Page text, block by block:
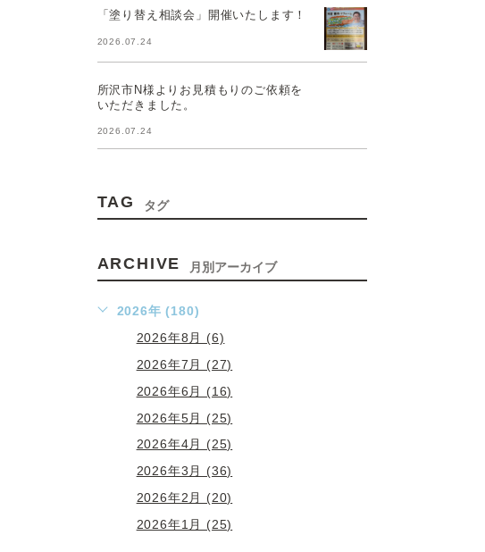
「塗り替え相談会」開催いたします！
2026.07.24
所沢市N様よりお見積もりのご依頼を
いただきました。
2026.07.24
TAG タグ
ARCHIVE 月別アーカイブ
2026年 (180)
2026年8月 (6)
2026年7月 (27)
2026年6月 (16)
2026年5月 (25)
2026年4月 (25)
2026年3月 (36)
2026年2月 (20)
2026年1月 (25)